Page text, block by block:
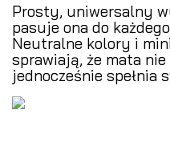
Prosty, uniwersalny
pasuje ona do
Neutralne kolory i
sprawiają, że mata
jednocześnie spełnia